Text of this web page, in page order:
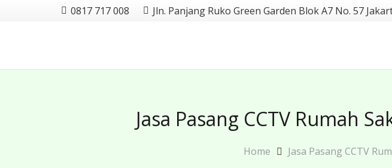
0817 717 008 Jln. Panjang Ruko Green Garden Blok A7 No. 57
Jasa Pasang CCTV Rumah
Home Jasa Pasang CCTV